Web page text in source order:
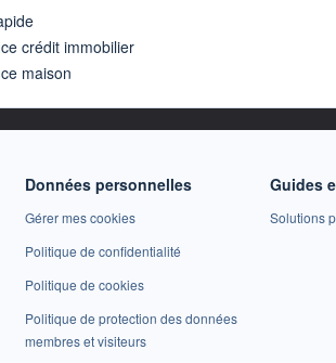
crédit immobilier
maison
Données personnelles
Gérer mes cookies
Politique de confidentialité
Politique de cookies
Politique de protection des données
membres et visiteurs
Guides
Solutions